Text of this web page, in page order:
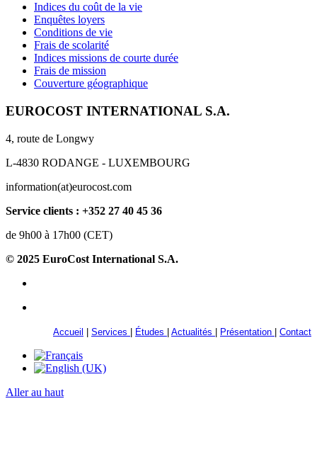
Indices du coût de la vie
Enquêtes loyers
Conditions de vie
Frais de scolarité
Indices missions de courte durée
Frais de mission
Couverture géographique
EUROCOST INTERNATIONAL S.A.
4, route de Longwy
L-4830 RODANGE - LUXEMBOURG
information(at)eurocost.com
Service clients : +352 27 40 45 36
de 9h00 à 17h00 (CET)
© 2025 EuroCost International S.A.
Accueil Services Études Actualités Présentation Contact
Aller au haut